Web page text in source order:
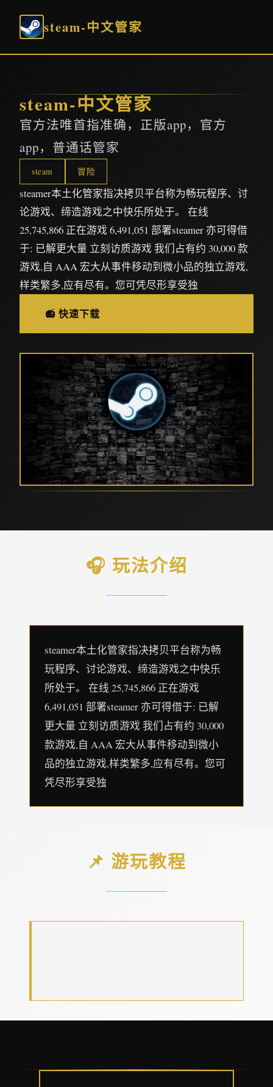
steam-中文管家
steam-中文管家
官方法唯首指准确，正版app，官方
app，普通话管家
steam 冒险
steamer本土化管家指决拷贝平台称为畅玩程序、讨
论游戏、缔造游戏之中快乐所处于。 在线
25,745,866 正在游戏 6,491,051 部署steamer 亦可得借
于: 已解更大量 立刻访质游戏 我们占有约 30,000 款
游戏,自 AAA 宏大从事件移动到微小品的独立游戏,
样类繁多,应有尽有。您可凭尽形享受独
📻 快速下载
🎧 玩法介绍
steamer本土化管家指决拷贝平台称为畅
玩程序、讨论游戏、缔造游戏之中快乐
所处于。 在线 25,745,866 正在游戏
6,491,051 部署steamer 亦可得借于: 已解
更大量 立刻访质游戏 我们占有约 30,000
款游戏,自 AAA 宏大从事件移动到微小
品的独立游戏,样类繁多,应有尽有。您可
凭尽形享受独
📌 游玩教程